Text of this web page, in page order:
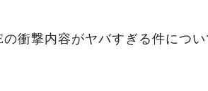
衝撃内容がヤバすぎる件につい